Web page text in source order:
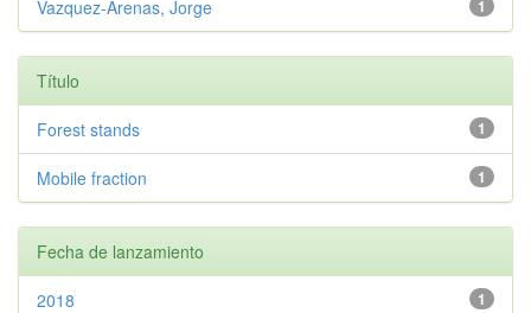
1
Vazquez-Arenas, Jorge
Título
1
Forest stands
1
Mobile fraction
Fecha de lanzamiento
1
2018